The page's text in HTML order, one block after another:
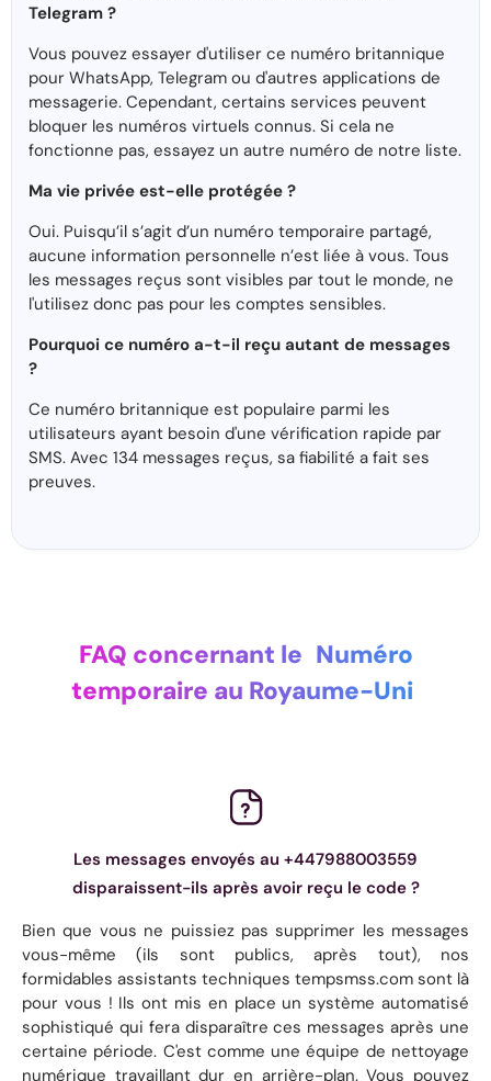
Telegram ?
Vous pouvez essayer d'utiliser ce numéro britannique
pour WhatsApp, Telegram ou d'autres applications de
messagerie. Cependant, certains services peuvent
bloquer les numéros virtuels connus. Si cela ne
fonctionne pas, essayez un autre numéro de notre liste.
Ma vie privée est-elle protégée ?
Oui. Puisqu’il s’agit d’un numéro temporaire partagé,
aucune information personnelle n’est liée à vous. Tous
les messages reçus sont visibles par tout le monde, ne
l'utilisez donc pas pour les comptes sensibles.
Pourquoi ce numéro a-t-il reçu autant de messages
?
Ce numéro britannique est populaire parmi les
utilisateurs ayant besoin d'une vérification rapide par
SMS. Avec 134 messages reçus, sa fiabilité a fait ses
preuves.
FAQ concernant le Numéro
temporaire au Royaume-Uni
Les messages envoyés au +447988003559
disparaissent-ils après avoir reçu le code ?
Bien que vous ne puissiez pas supprimer les messages
vous-même (ils sont publics, après tout), nos
formidables assistants techniques tempsmss.com sont là
pour vous ! Ils ont mis en place un système automatisé
sophistiqué qui fera disparaître ces messages après une
certaine période. C'est comme une équipe de nettoyage
numérique travaillant dur en arrière-plan. Vous pouvez